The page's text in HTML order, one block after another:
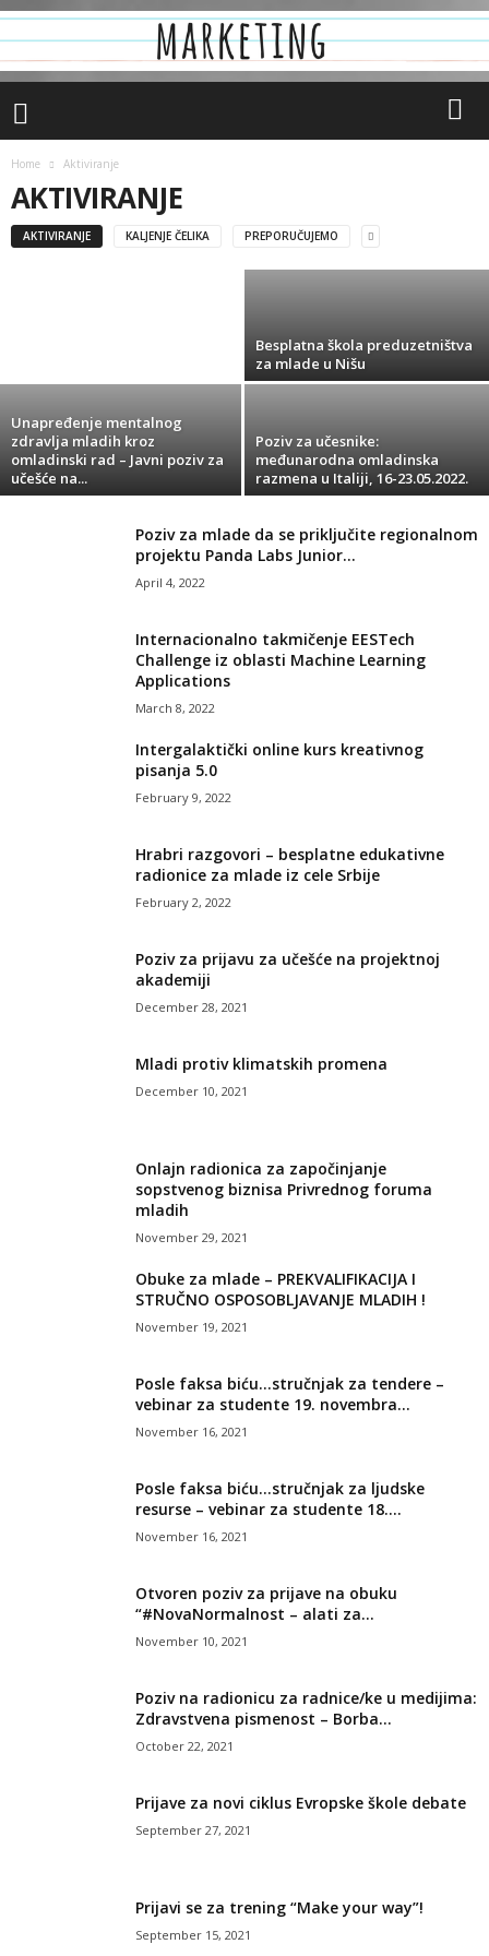
Home Aktiviranje
AKTIVIRANJE
AKTIVIRANJE KALJENJE ČELIKA PREPORUČUJEMO
POČINJE COCA-COLA PODRŠKA MLADIMA
2022.
Duško - July 15, 2022
Letnja škola aktivizma
Besplatna škola preduzetništva
za mlade u Nišu
Unapređenje mentalnog
zdravlja mladih kroz
omladinski rad – Javni poziv za
učešće na...
Poziv za učesnike:
međunarodna omladinska
razmena u Italiji, 16-23.05.2022.
Poziv za mlade da se priključite regionalnom
projektu Panda Labs Junior...
April 4, 2022
Internacionalno takmičenje EESTech
Challenge iz oblasti Machine Learning
Applications
March 8, 2022
Intergalaktički online kurs kreativnog
pisanja 5.0
February 9, 2022
Hrabri razgovori – besplatne edukativne
radionice za mlade iz cele Srbije
February 2, 2022
Poziv za prijavu za učešće na projektnoj
akademiji
December 28, 2021
Mladi protiv klimatskih promena
December 10, 2021
Onlajn radionica za započinjanje
sopstvenog biznisa Privrednog foruma
mladih
November 29, 2021
Obuke za mlade – PREKVALIFIKACIJA I
STRUČNO OSPOSOBLJAVANJE MLADIH !
November 19, 2021
Posle faksa biću…stručnjak za tendere –
vebinar za studente 19. novembra...
November 16, 2021
Posle faksa biću…stručnjak za ljudske
resurse – vebinar za studente 18....
November 16, 2021
Otvoren poziv za prijave na obuku
“#NovaNormalnost – alati za...
November 10, 2021
Poziv na radionicu za radnice/ke u medijima:
Zdravstvena pismenost – Borba...
October 22, 2021
Prijave za novi ciklus Evropske škole debate
September 27, 2021
Prijavi se za trening “Make your way”!
September 15, 2021